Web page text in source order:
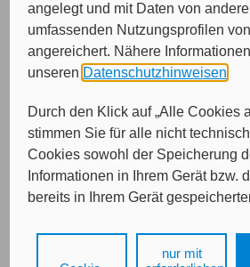
angelegt und mit Daten von
umfassenden Nutzungsprofilen
angereichert. Nähere
unseren Datenschutzhinweisen
Durch den Klick auf „Alle Cookies
stimmen Sie für alle nicht
Cookies sowohl der Speicherung
Informationen in Ihrem Gerät bzw.
bereits in Ihrem Gerät
Ihrer Daten zu den angegebenen
Datenschutzhinweisengemäß Art.
nur mit
Durchwahl (optional)